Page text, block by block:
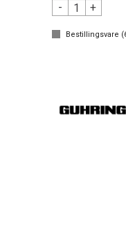
- +
Bestillingsvare (